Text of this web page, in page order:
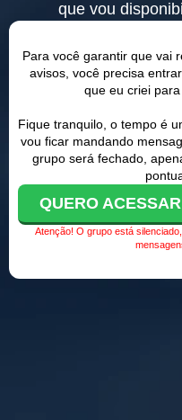
que vou
Para você garantir que vai
avisos, você precisa
que eu criei
Fique tranquilo, o tempo é
vou ficar mandando
grupo será fechado,
QUERO
Atenção! O grupo está